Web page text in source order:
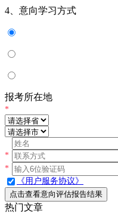
4、意向学习方式
报考所在地
*
*
*
《用户服务协议》
点击查看意向评估报告结果
热门文章